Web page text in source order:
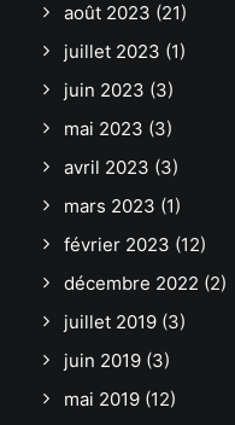
août 2023 (21)
juillet 2023 (1)
juin 2023 (3)
mai 2023 (3)
avril 2023 (3)
mars 2023 (1)
février 2023 (12)
décembre 2022 (2)
juillet 2019 (3)
juin 2019 (3)
mai 2019 (12)